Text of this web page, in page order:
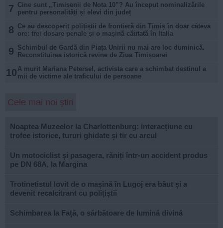
7 Cine sunt „Timișenii de Nota 10”? Au început nominalizările
pentru personalități și elevi din județ
8 Ce au descoperit polițiștii de frontieră din Timiș în doar câteva
ore: trei dosare penale și o mașină căutată în Italia
9 Schimbul de Gardă din Piața Unirii nu mai are loc duminică.
Reconstituirea istorică revine de Ziua Timișoarei
10 A murit Mariana Petersel, activista care a schimbat destinul a
mii de victime ale traficului de persoane
Cele mai noi știri
Noaptea Muzeelor la Charlottenburg: interacțiune cu
trofee istorice, tururi ghidate și tir cu arcul
Un motociclist și pasagera, răniți într-un accident produs
pe DN 68A, la Margina
Trotinetistul lovit de o mașină în Lugoj era băut și a
devenit recalcitrant cu polițiștii
Schimbarea la Față, o sărbătoare de lumină divină